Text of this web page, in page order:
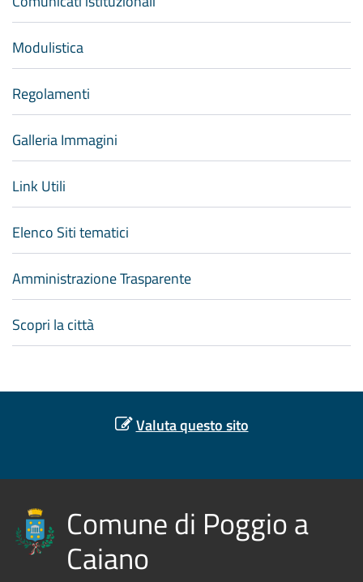
Modulistica
Regolamenti
Galleria Immagini
Link Utili
Elenco Siti tematici
Amministrazione Trasparente
Scopri la città
Valuta questo sito
Comune di Poggio a
Caiano